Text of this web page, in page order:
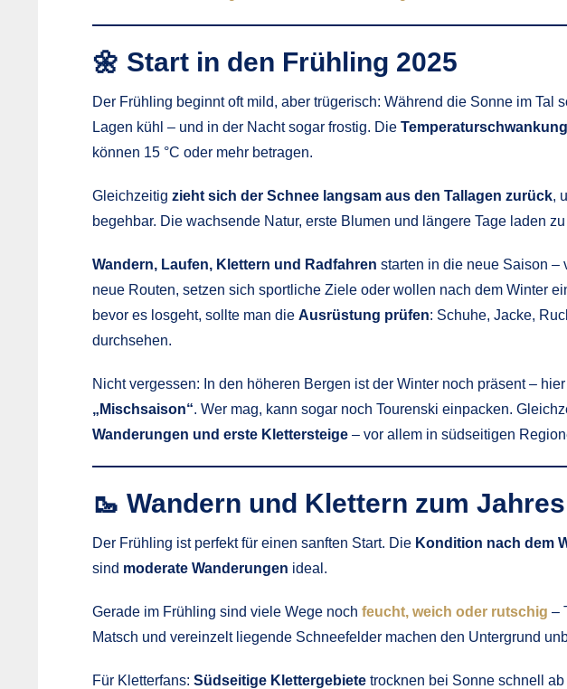
🌼 Start in den Frühling 2025
Der Frühling beginnt oft mild, aber trügerisch: Während die Sonne im Tal
Lagen kühl – und in der Nacht sogar frostig. Die
können 15 °C oder mehr betragen.
Gleichzeitig zieht sich der Schnee langsam aus den Tallagen zurück,
begehbar. Die wachsende Natur, erste Blumen und längere Tage laden
Wandern, Laufen, Klettern und Radfahren starten in die neue Saison –
neue Routen, setzen sich sportliche Ziele oder wollen nach dem Winter
bevor es losgeht, sollte man die Ausrüstung prüfen: Schuhe, Jacke,
durchsehen.
Nicht vergessen: In den höheren Bergen ist der Winter noch präsent –
„Mischsaison“. Wer mag, kann sogar noch Tourenski einpacken.
Wanderungen und erste Klettersteige – vor allem in südseitigen
🥾 Wandern und Klettern zum
Der Frühling ist perfekt für einen sanften Start. Die Kondition nach dem
sind moderate Wanderungen ideal.
Gerade im Frühling sind viele Wege noch feucht, weich oder rutschig –
Matsch und vereinzelt liegende Schneefelder machen den Untergrund
Für Kletterfans: Südseitige Klettergebiete trocknen bei Sonne schnell